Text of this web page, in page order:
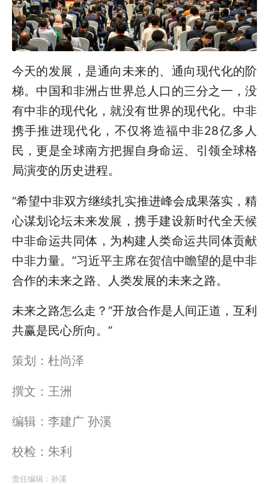
今天的发展，是通向未来的、通向现代化的阶
梯。中国和非洲占世界总人口的三分之一，没
有中非的现代化，就没有世界的现代化。中非
携手推进现代化，不仅将造福中非28亿多人
民，更是全球南方把握自身命运、引领全球格
局演变的历史进程。
“希望中非双方继续扎实推进峰会成果落实，精
心谋划论坛未来发展，携手建设新时代全天候
中非命运共同体，为构建人类命运共同体贡献
中非力量。”习近平主席在贺信中瞻望的是中非
合作的未来之路、人类发展的未来之路。
未来之路怎么走？“开放合作是人间正道，互利
共赢是民心所向。”
策划：杜尚泽
撰文：王洲
编辑：李建广 孙溪
校检：朱利
责任编辑： 孙溪